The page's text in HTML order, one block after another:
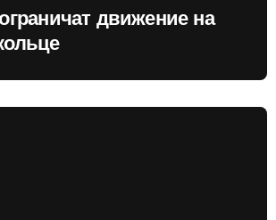
движение на